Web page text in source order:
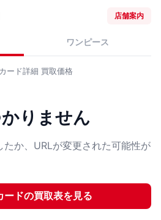
店舗案内
ワンピース
カード詳細 買取価格
りません
か、URLが変更された可能性が
ードの買取表を見る